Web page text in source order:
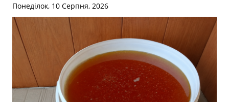
Понеділок, 10 Серпня, 2026